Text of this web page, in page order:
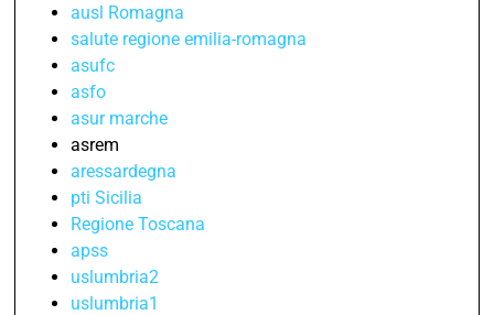
ausl Romagna
salute regione emilia-romagna
asufc
asfo
asur marche
asrem
aressardegna
pti Sicilia
Regione Toscana
apss
uslumbria2
uslumbria1